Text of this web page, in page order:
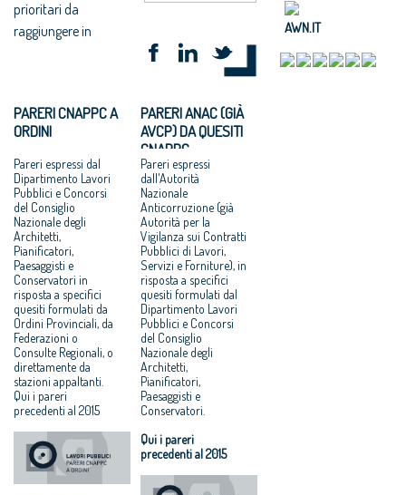
prioritari da
raggiungere in
PARERI CNAPPC A
ORDINI
Pareri espressi dal
Dipartimento Lavori
Pubblici e Concorsi
del Consiglio
Nazionale degli
Architetti,
Pianificatori,
Paesaggisti e
Conservatori in
risposta a specifici
quesiti formulati da
Ordini Provinciali, da
Federazioni o
Consulte Regionali, o
direttamente da
stazioni appaltanti.
Qui i pareri
precedenti al 2015
PARERI ANAC (GIÀ
AVCP) DA QUESITI
CNAPPC
Pareri espressi
dall'Autorità
Nazionale
Anticorruzione (già
Autorità per la
Vigilanza sui Contratti
Pubblici di Lavori,
Servizi e Forniture), in
risposta a specifici
quesiti formulati dal
Dipartimento Lavori
Pubblici e Concorsi
del Consiglio
Nazionale degli
Architetti,
Pianificatori,
Paesaggisti e
Conservatori.
Qui i pareri
precedenti al 2015
AWN.IT